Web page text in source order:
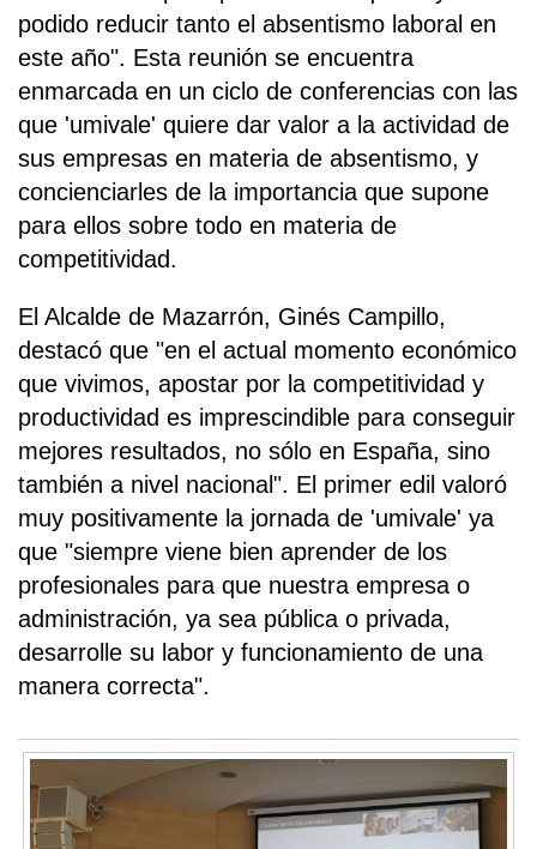
podido reducir tanto el absentismo laboral en
este año". Esta reunión se encuentra
enmarcada en un ciclo de conferencias con las
que 'umivale' quiere dar valor a la actividad de
sus empresas en materia de absentismo, y
concienciarles de la importancia que supone
para ellos sobre todo en materia de
competitividad.
El Alcalde de Mazarrón, Ginés Campillo,
destacó que "en el actual momento económico
que vivimos, apostar por la competitividad y
productividad es imprescindible para conseguir
mejores resultados, no sólo en España, sino
también a nivel nacional". El primer edil valoró
muy positivamente la jornada de 'umivale' ya
que "siempre viene bien aprender de los
profesionales para que nuestra empresa o
administración, ya sea pública o privada,
desarrolle su labor y funcionamiento de una
manera correcta".